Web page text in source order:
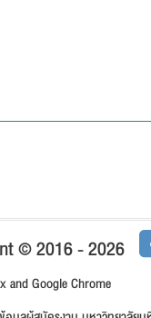
© 2016 - 2026
and Google Chrome